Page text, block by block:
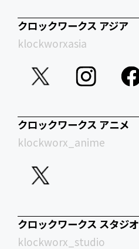
クロックワークス アジア
klockworxasia
クロックワークス アニメ
klockworx_anime
クロックワークス スタジオ
klockworx_studio